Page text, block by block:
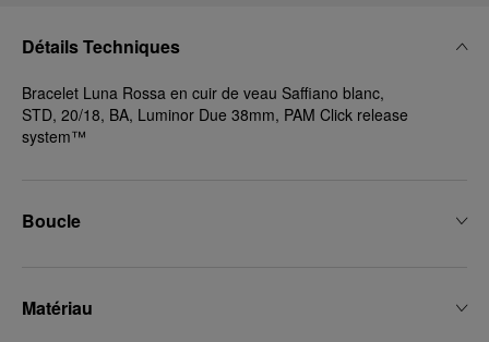
Détails Techniques
Bracelet Luna Rossa en cuir de veau Saffiano blanc,
STD, 20/18, BA, Luminor Due 38mm, PAM Click release
system™
Boucle
Matériau